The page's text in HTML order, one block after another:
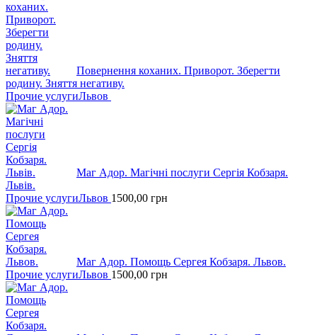
Повернення коханих. Приворот. Зберегти
родину. Зняття негативу.
Прочие услугиЛьвов
Маг Адор. Магічні послуги Сергія Кобзаря.
Львів.
Прочие услугиЛьвов 1500,00 грн
Маг Адор. Помощь Сергея Кобзаря. Львов.
Прочие услугиЛьвов 1500,00 грн